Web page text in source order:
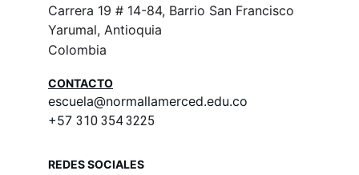
REDES SOCIALES
escuela@normallamerced.edu.co
+57 310 354 3225
Carrera 19 # 14-84, Barrio San Francisco
Yarumal, Antioquia
Colombia
CONTACTO